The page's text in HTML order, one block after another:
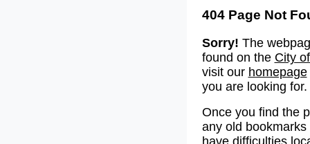
404 Page Not
Sorry! The
found on the City
visit our homepage
you are looking for.
Once you find the
any old
have difficulties